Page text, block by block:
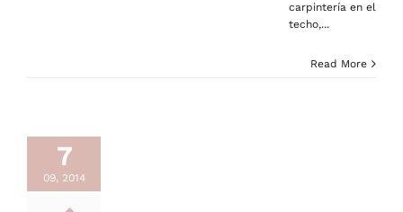
carpintería en el
techo,...
Read More
7
09, 2014